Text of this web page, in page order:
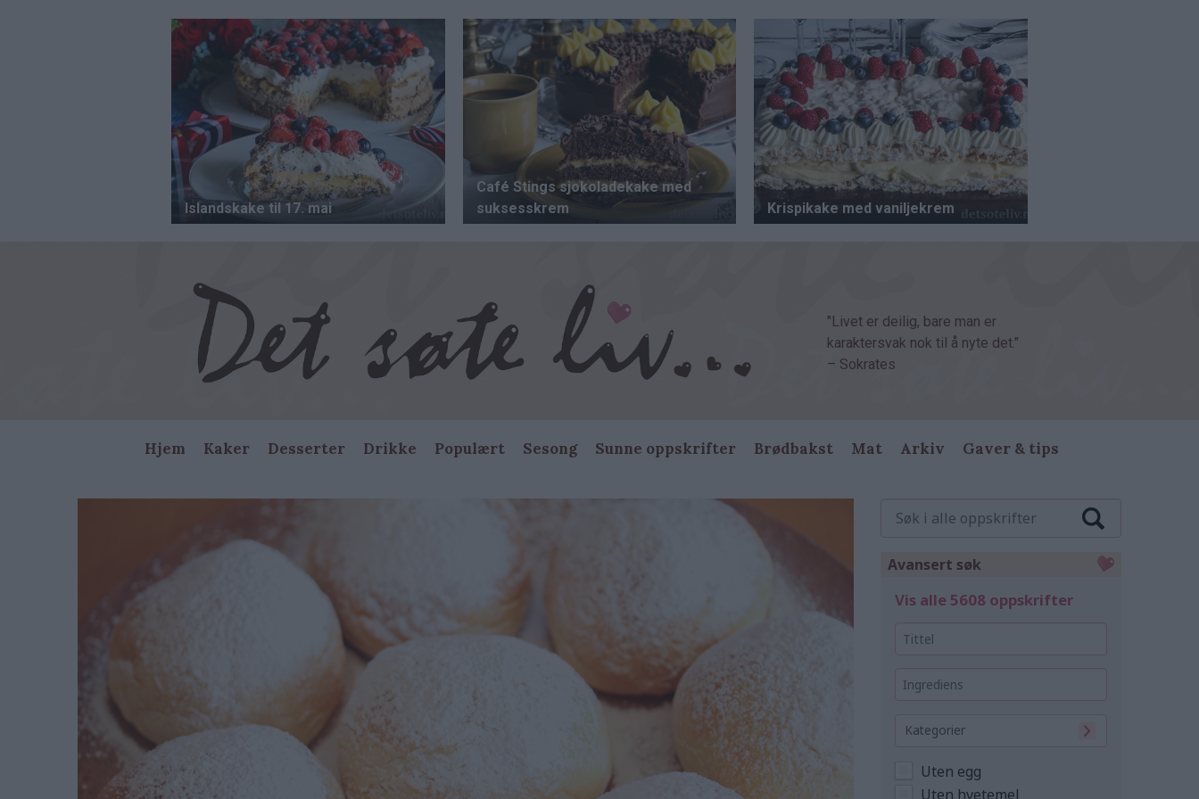
"Livet er deilig, bare man er
karaktersvak nok til å nyte det."
– Sokrates
Main
navigation
Hjem Kaker Desserter Drikke Populært Sesong Sunne oppskrifter Brødbakst Mat Arkiv Gaver & tips
Avansert søk
Vis alle 5608 oppskrifter
Kategorier
Uten egg
Uten hvetemel